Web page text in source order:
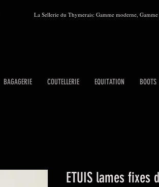
La Sellerie du Thymerais: Gamme moderne,
BAGAGERIE COUTELLERIE EQUITATION BOOTS
ETUIS lames fixes